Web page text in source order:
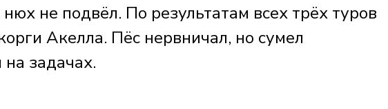
не подвёл. По результатам всех трёх туров
Акелла. Пёс нервничал, но сумел
задачах.